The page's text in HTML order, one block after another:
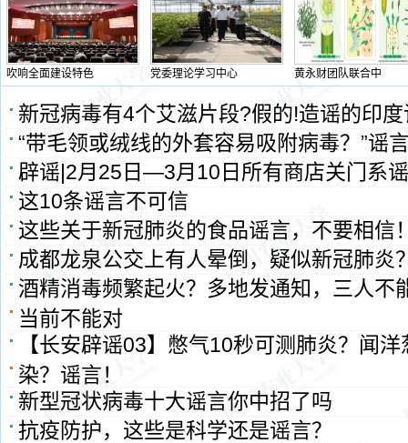
吹响全面建设特色 党委理论学习中心 黄永财团队联合中
新冠病毒有4个艾滋片段?假的!造谣的印
“带毛领或绒线的外套容易吸附病毒？”谣
辟谣|2月25日—3月10日所有商店关门系
这10条谣言不可信
这些关于新冠肺炎的食品谣言，不要相信
成都龙泉公交上有人晕倒，疑似新冠肺炎
酒精消毒频繁起火？多地发通知，三人不
当前不能对
【长安辟谣03】憋气10秒可测肺炎？闻
染？谣言！
新型冠状病毒十大谣言你中招了吗
抗疫防护，这些是科学还是谣言？